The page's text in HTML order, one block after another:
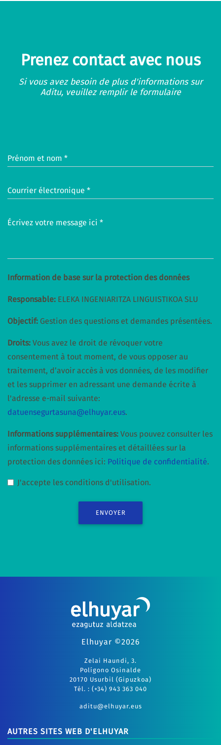
Prenez contact avec nous
Si vous avez besoin de plus d'informations sur
Aditu, veuillez remplir le formulaire
Prénom et nom *
Courrier électronique *
Écrivez votre message ici *
Information de base sur la protection des données
Responsable: ELEKA INGENIARITZA LINGUISTIKOA SLU
Objectif: Gestion des questions et demandes présentées.
Droits: Vous avez le droit de révoquer votre
consentement à tout moment, de vous opposer au
traitement, d’avoir accès à vos données, de les modifier
et les supprimer en adressant une demande écrite à
l'adresse e-mail suivante:
datuensegurtasuna@elhuyar.eus.
Informations supplémentaires: Vous pouvez consulter les
informations supplémentaires et détaillées sur la
protection des données ici: Politique de confidentialité.
J'accepte les conditions d'utilisation.
ENVOYER
Elhuyar ©2026
Zelai Haundi, 3.
Polígono Osinalde
20170 Usurbil (Gipuzkoa)
Tél. : (+34) 943 363 040
aditu@elhuyar.eus
AUTRES SITES WEB D'ELHUYAR